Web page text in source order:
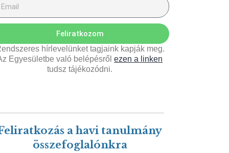
Feliratkozom
hírlevelünket tagjaink kapják meg.
Egyesületbe való belépésről ezen a linken
tudsz tájékozódni.
a havi tanulmány
összefoglalónkra